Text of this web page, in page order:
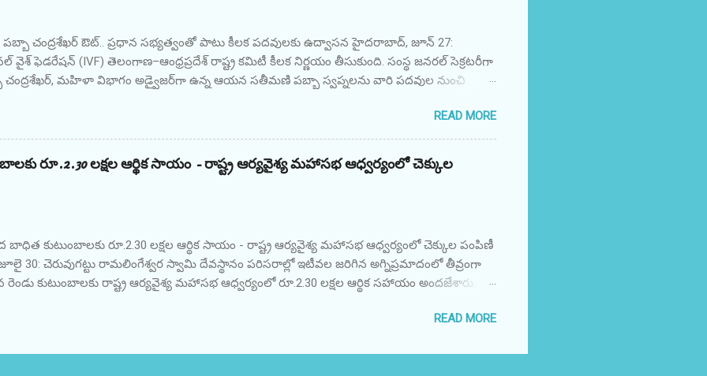
పబ్బా చంద్రశేఖర్ ఔట్.. ప్రధాన సభ్యత్వంతో పాటు కీలక పదవులకు ఉద్వాసన హైదరాబాద్, జూన్ 27:
వైశ్ ఫెడరేషన్ (IVF) తెలంగాణ–ఆంధ్రప్రదేశ్ రాష్ట్ర కమిటీ కీలక నిర్ణయం తీసుకుంది. సంస్థ జనరల్ సెక్రటరీగా
చంద్రశేఖర్, మహిళా విభాగం అడ్వైజర్‌గా ఉన్న ఆయన సతీమణి పబ్బా స్వప్నలను వారి పదవుల నుంచి
నుంచి కూడా తొలగించినట్లు విడుదల చేసిన ప్రకటనలో పేర్కొంది. ఈ నిర్ణయం రాష్ట్ర గవర్నింగ్ బాడీ తీర్మానం
అనివార్య కారణాల వల్ల" తీసుకున్నట్లు వెల్లడించింది. అంతేకాకుండా, పబ్బా చంద్రశేఖర్‌ను IVF బెనారస్
మేనేజింగ్ ట్రస్టీ, అలాగే వాసవి ఆనంద నిలయం–తిరుపతి ఆర్గనైజింగ్ సెక్రటరీ బాధ్యతల
తొలగించినట్లు తెలిపింది. ఈ ప్రకటనపై సెంట్రల్ కమిటీ ఛైర్మన్ అడ్వైజరీ బోర్డ్ గంజి రాజమౌళి గుప్తా, IVF
READ MORE
రూ.2.30 లక్షల ఆర్థిక సాయం - రాష్ట్ర ఆర్యవైశ్య మహాసభ ఆధ్వర్యంలో చెక్కుల
బాధిత కుటుంబాలకు రూ.2.30 లక్షల ఆర్థిక సాయం - రాష్ట్ర ఆర్యవైశ్య మహాసభ ఆధ్వర్యంలో చెక్కుల పంపిణీ
జూలై 30: చెరువుగట్టు రామలింగేశ్వర స్వామి దేవస్థానం పరిసరాల్లో ఇటీవల జరిగిన అగ్నిప్రమాదంలో తీవ్రంగా
కుటుంబాలకు రాష్ట్ర ఆర్యవైశ్య మహాసభ ఆధ్వర్యంలో రూ.2.30 లక్షల ఆర్థిక సహాయం అందజేశారు.
ఇళ్లు, దుకాణాలను పరిశీలించారు. అనంతరం బాధిత కుటుంబాలకు ఆర్థిక సహాయంగా చెక్కులను
జిల్లా ఆర్యవైశ్య మహాసభ తరఫున రూ.20 వేల నగదు, జిల్లా రైస్ మిల్లర్స్ అసోసియేషన్ తరఫున
READ MORE